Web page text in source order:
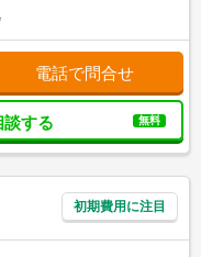
電話で問合せ
する 無料
初期費用に注目